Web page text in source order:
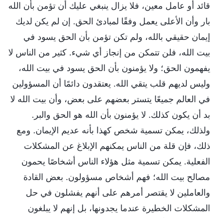
قائد أو عامل معين، فلا يزال ينبغي عليك أن تؤمن بأن الله
بار وأن الأعلى يعمل وفقًا لمبادئ الحق. إن لم يكن لديك
إيمان حقيقي بالله، ولم تكن تؤمن بأن الحق يسود في
بيت الله، فلن تتمكن من إنجاز أي شيء. كثير من الناس لا
يفهمون الحق؛ ولا يؤمنون بأن الحق يسود في بيت الله،
وليس لديهم قلب يتقي الله. يعتقدون دائمًا أن المسؤولين
في العالم جميعًا يتستر بعضهم على بعض، وأن بيت الله لا
بد أن يكون كذلك. لا يؤمنون بأن الله هو الحق والبر.
ولذلك، يمكن تسمية شخص كهذا بأنه عديم الإيمان. ومع
ذلك، فإن قلة من الناس يمكنهم الإبلاغ عن المشكلات
الفعلية. يمكن تسمية مثل هؤلاء الناس أشخاصًا يحمون
مصالح بيت الله؛ فهم أشخاص مسؤولون. بعض القادة
والعاملين لا يقتصر أمرهم على أنهم يفشلون في حل
المشكلات الخطيرة عندما يجدونها، بل إنهم لا يبلغون